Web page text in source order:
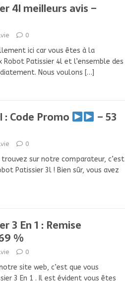
4l meilleurs avis –
0
ici car vous êtes à la
Robot Patissier 4l et l’ensemble des
Nous voulons […]
Code Promo
– 53
0
trouvez sur notre comparateur, c’est
Patissier 3l ! Bien sûr, vous avez
3 En 1 : Remise
%
0
site web, c’est que vous
3 En 1 . Il est évident vous êtes